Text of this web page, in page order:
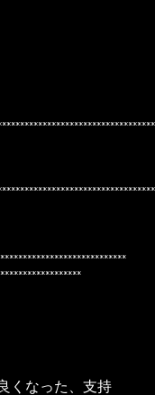
くなった、支持